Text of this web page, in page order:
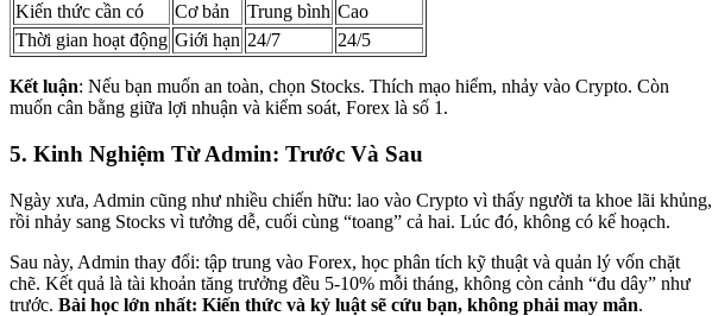
Kiến thức cần có
Cơ bản Trung bình Cao
Thời gian hoạt động Giới hạn 24/7 24/5
Kết luận: Nếu bạn muốn an toàn, chọn Stocks. Thích mạo hiểm, nhảy vào Crypto. Còn
muốn cân bằng giữa lợi nhuận và kiểm soát, Forex là số 1.
5. Kinh Nghiệm Từ Admin: Trước Và Sau
Ngày xưa, Admin cũng như nhiều chiến hữu: lao vào Crypto vì thấy người ta khoe lãi khủng,
rồi nhảy sang Stocks vì tưởng dễ, cuối cùng “toang” cả hai. Lúc đó, không có kế hoạch.
Sau này, Admin thay đổi: tập trung vào Forex, học phân tích kỹ thuật và quản lý vốn chặt
chẽ. Kết quả là tài khoản tăng trưởng đều 5-10% mỗi tháng, không còn cảnh “đu dây” như
trước. Bài học lớn nhất: Kiến thức và kỷ luật sẽ cứu bạn, không phải may mắn.